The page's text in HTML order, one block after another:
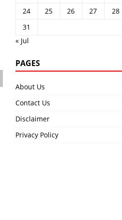
24
25 26 27 28
31
« Jul
PAGES
About Us
Contact Us
Disclaimer
Privacy Policy